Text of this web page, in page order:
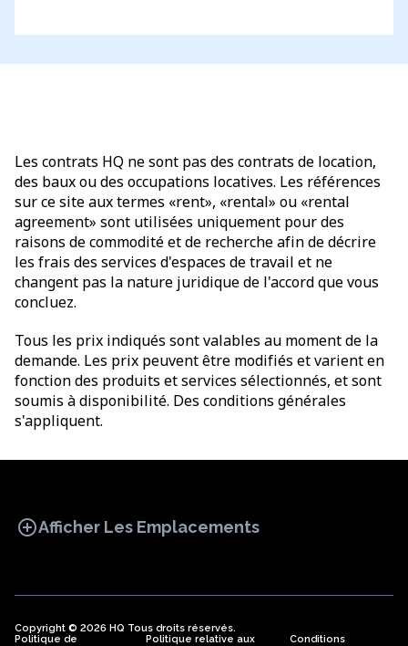
Les contrats HQ ne sont pas des contrats de location,
des baux ou des occupations locatives. Les références
sur ce site aux termes «rent», «rental» ou «rental
agreement» sont utilisées uniquement pour des
raisons de commodité et de recherche afin de décrire
les frais des services d'espaces de travail et ne
changent pas la nature juridique de l'accord que vous
concluez.
Tous les prix indiqués sont valables au moment de la
demande. Les prix peuvent être modifiés et varient en
fonction des produits et services sélectionnés, et sont
soumis à disponibilité. Des conditions générales
s'appliquent.
add_circleAfficher Les Emplacements
BUREAU COWORKING BUREAUX
Copyright © 2026 HQ Tous droits réservés.
Politique de
Politique relative aux
Conditions